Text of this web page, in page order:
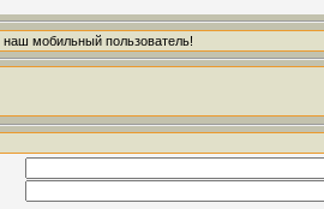
, наш мобильный пользователь!